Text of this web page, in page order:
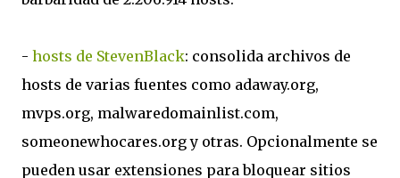
- hosts de StevenBlack: consolida archivos de
hosts de varias fuentes como adaway.org,
mvps.org, malwaredomainlist.com,
someonewhocares.org y otras. Opcionalmente se
pueden usar extensiones para bloquear sitios